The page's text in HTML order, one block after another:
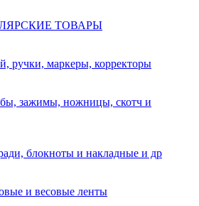
ТОВАРЫ
ручки, маркеры, корректоры
зажимы, ножницы, скотч и
блокноты и накладные и др
и весовые ленты